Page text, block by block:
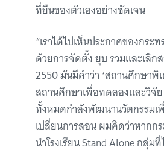
ที่ยืนของตัวเองอย่างชัดเจน
“เราได้ไปเห็นประกาศของกระ
ด้วยการจัดตั้ง ยุบ รวมและเลิก
2550 มันมีคำว่า ‘สถานศึกษาพิ
สถานศึกษาเพื่อทดลองและวิจัย
ทั้งหมดกำลังพัฒนานวัตกรรมเ
เปลี่ยนการสอน ผมคิดว่าหากก
นำโรงเรียน Stand Alone กลุ่ม